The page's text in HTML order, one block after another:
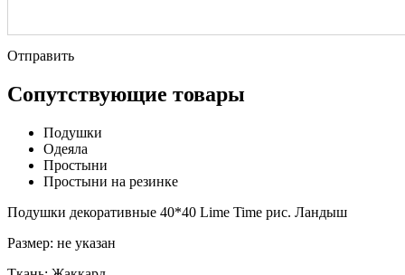
Отправить
Сопутствующие товары
Подушки
Одеяла
Простыни
Простыни на резинке
Подушки декоративные 40*40 Lime Time рис. Ландыш
Размер: не указан